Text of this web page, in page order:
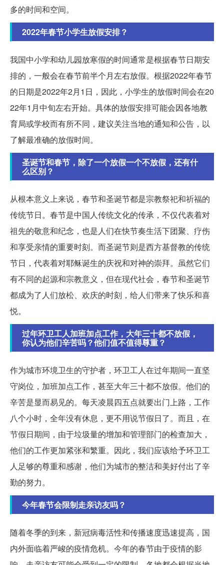
多的时间和空间。
2022年春节小学生放假安排？
我国中小学和幼儿园放寒假的时间通常是根据春节日期安
排的，一般会在春节前半个月左右放假。根据2022年春节
的日期是2022年2月1日，因此，小学生的放假时间会在20
22年1月中旬左右开始。具体的放假安排可能会因各地教
育局或学校而有所不同，建议关注当地的通知和公告，以
了解最准确的放假时间。
圣诞节和春节，除了一个放假一个不放假，还有什
么区别？
从根本意义上来说，春节和圣诞节都是宗教祭祀和祈福的
传统节日。春节是中国人传统文化的传承，不仅代表着对
祖先的敬意和纪念，也是人们在快节奏生活下团聚、疗伤
和享受亲情的重要时刻。而圣诞节则是西方基督教的传统
节日，代表着对耶稣诞生的庆祝和对神的崇拜。虽然它们
有不同的起源和宗教意义，但在现代社会，春节和圣诞节
都成为了人们放松、欢庆的时刻，给人们带来了快乐和喜
悦。
过年环卫工人加班加点工作，大年三十都不放假，
你认为他们辛苦吗？他们值不值得尊重？
作为城市环境卫生的守护者，环卫工人在过年期间一直坚
守岗位，加班加点工作，甚至大年三十都不放假。他们的
辛苦是显而易见的。每天凌晨四五点就要出门上路，工作
八个小时，全年没有休息，更不用说节假日了。而且，在
节假日期间，由于垃圾量的增加和管理部门的检查加大，
他们的工作更加紧张和繁重。因此，我们应该给予环卫工
人足够的尊重和感谢，他们为城市的整洁和美好付出了辛
勤的努力。
今年春节会限制走亲访友吗？
随着冬季的到来，新冠病毒活性和传播速度迅速提高，国
内外面临着严峻的疫情危机。今年的春节由于疫情的影